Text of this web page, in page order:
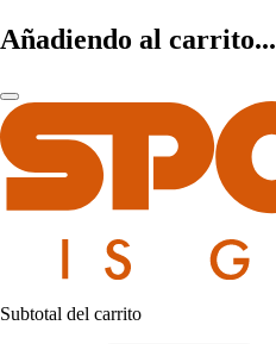
Añadiendo al carrito...
Subtotal del carrito